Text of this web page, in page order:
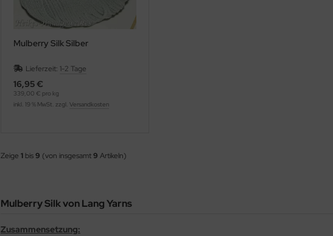
Mulberry Silk Silber
Lieferzeit: 1-2 Tage
16,95 €
339,00 € pro kg
inkl. 19 % MwSt. zzgl. Versandkosten
Zeige 1 bis9 (von insgesamt9 Artikeln)
Mulberry Silk von Lang Yarns
Zusammensetzung: